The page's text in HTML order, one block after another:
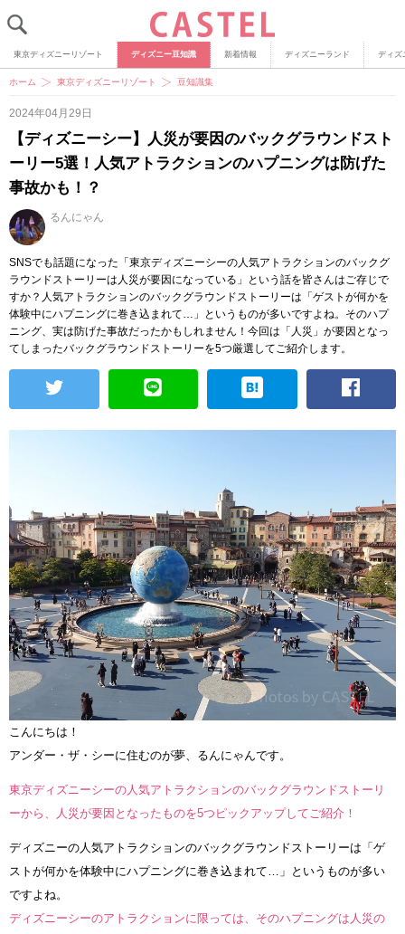
東京ディズニーリゾート ディズニー豆知識 新着情報 ディズニーランド ディズ
ホーム 東京ディズニーリゾート 豆知識集
2024年04月29日
【ディズニーシー】人災が要因のバックグラウンドスト
ーリー5選！人気アトラクションのハプニングは防げた
事故かも！？
るんにゃん
SNSでも話題になった「東京ディズニーシーの人気アトラクションのバックグ
ラウンドストーリーは人災が要因になっている」という話を皆さんはご存じで
すか？人気アトラクションのバックグラウンドストーリーは「ゲストが何かを
体験中にハプニングに巻き込まれて…」というものが多いですよね。そのハプ
ニング、実は防げた事故だったかもしれません！今回は「人災」が要因となっ
てしまったバックグラウンドストーリーを5つ厳選してご紹介します。
こんにちは！
アンダー・ザ・シーに住むのが夢、るんにゃんです。
東京ディズニーシーの人気アトラクションのバックグラウンドストーリ
ーから、人災が要因となったものを5つピックアップしてご紹介！
ディズニーの人気アトラクションのバックグラウンドストーリーは「ゲ
ストが何かを体験中にハプニングに巻き込まれて…」というものが多い
ですよね。
ディズニーシーのアトラクションに限っては、そのハプニングは人災の